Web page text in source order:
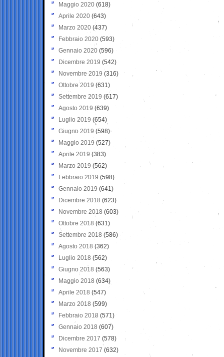
Maggio 2020 (618)
Aprile 2020 (643)
Marzo 2020 (437)
Febbraio 2020 (593)
Gennaio 2020 (596)
Dicembre 2019 (542)
Novembre 2019 (316)
Ottobre 2019 (631)
Settembre 2019 (617)
Agosto 2019 (639)
Luglio 2019 (654)
Giugno 2019 (598)
Maggio 2019 (527)
Aprile 2019 (383)
Marzo 2019 (562)
Febbraio 2019 (598)
Gennaio 2019 (641)
Dicembre 2018 (623)
Novembre 2018 (603)
Ottobre 2018 (631)
Settembre 2018 (586)
Agosto 2018 (362)
Luglio 2018 (562)
Giugno 2018 (563)
Maggio 2018 (634)
Aprile 2018 (547)
Marzo 2018 (599)
Febbraio 2018 (571)
Gennaio 2018 (607)
Dicembre 2017 (578)
Novembre 2017 (632)